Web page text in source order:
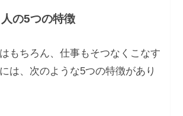
の5つの特徴
もちろん、仕事もそつなくこなす
は、次のような5つの特徴があり